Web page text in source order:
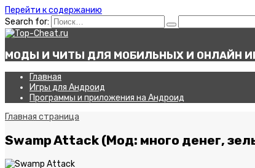
Перейти к содержанию
Search for:
МОДЫ И ЧИТЫ ДЛЯ МОБИЛЬНЫХ И ОНЛАЙН
Главная
Игры для Андроид
Программы и приложения на Андроид
Главная страница
Swamp Attack (Мод: много денег,